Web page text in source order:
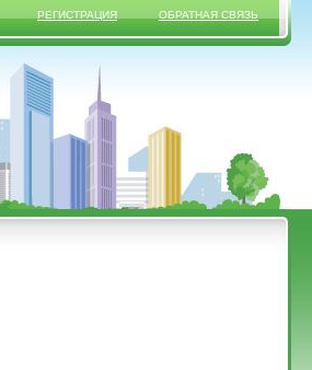
РЕГИСТРАЦИЯ ОБРАТНАЯ СВЯЗЬ